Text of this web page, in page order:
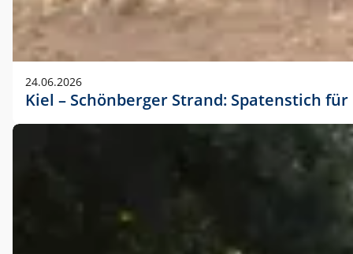
24.06.2026
Kiel – Schönberger Strand: Spatenstich